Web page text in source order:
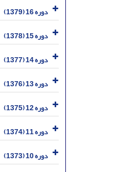
دوره 16 (1379)
دوره 15 (1378)
دوره 14 (1377)
دوره 13 (1376)
دوره 12 (1375)
دوره 11 (1374)
دوره 10 (1373)